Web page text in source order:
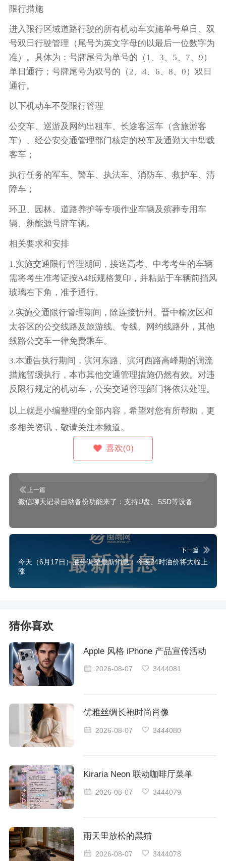
限行措施
进入限行区域道路行驶的所有机动车实施单号单日、双
号双日行驶管理（尾号为英文字母的以最后一位数字为
准）。具体为：号牌尾号为单号的（1、3、5、7、9）
单日通行；号牌尾号为双号的（2、4、6、8、0）双日
通行。
以下机动车不受限行管理
公交车、巡游及网约出租车、长途客运车（含旅游客
车）、经公安交通管理部门核定的校车及通勤大中型载
客车；
执行任务的军车、警车、执法车、消防车、救护车、清
障车；
环卫、园林、道路养护等专项作业车辆及殡葬专用车
辆、新能源号牌车辆。
相关要求和安排
1.实施交通限行管理期间，接送高考、中考考生的车辆
需将考生准考证按A4纸规格复印，并粘贴于车辆前挡风
玻璃右下角，准予通行。
2.实施交通限行管理期间，除连接忻州、晋中榆次区和
太谷区的公交线路及旅游线、专线、网约线路外，其他
线路公交车一律免费乘车。
3.本通告执行期间，滨河东路、滨河西路高峰期的调流
措施暂缓执行，本市其他交通管理措施仍然有效。对违
反限行规定的机动车，公安交通管理部门将依法处理。
以上就是小编整理的全部内容，希望对您有所帮助，更
多相关资讯，敬请关注本频道。
喜欢(0)
上一篇
微信聊天记录自动备份功能来了：支持U盘、SSD等设备
下一篇
今天（6月17日）油价调整最新消息：今晚24时油价将大幅上
涨
猜你喜欢
Apple 风格 iPhone 产品宣传活动
2026-08-07 3444081
优雅丝绸长袍时尚肖像
2026-08-07 3444080
Kiraria Neon 联动咖啡厅菜单
2026-08-07 3444079
雨天里放松的黑猫
2026-08-07 3444078